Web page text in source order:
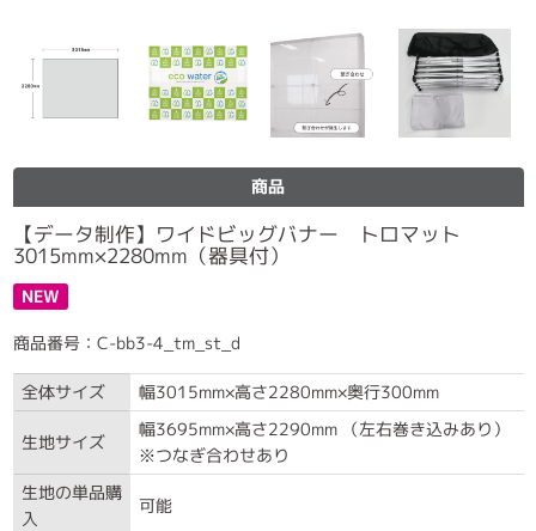
商品
【データ制作】ワイドビッグバナー トロマット
3015mm×2280mm（器具付）
NEW
商品番号：C-bb3-4_tm_st_d
全体サイズ 幅3015mm×高さ2280mm×奥行300mm
生地サイズ
幅3695mm×高さ2290mm （左右巻き込みあり）
※つなぎ合わせあり
生地の単品購
入
可能